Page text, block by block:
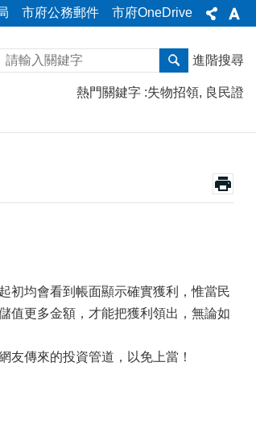
市府公務郵件 市府OneDrive
進階搜尋
熱門關鍵字 失物招領 良民證
初均會看到帳面顯示確實獲利，惟當民
值更多金額，才能把獲利領出，無論如
友傳來的投資管道，以免上當！